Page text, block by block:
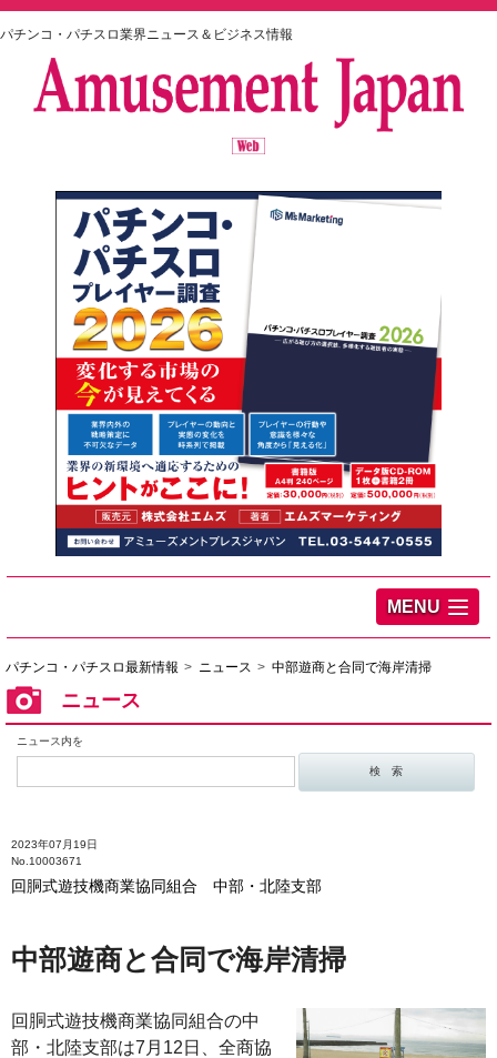
パチンコ・パチスロ業界ニュース＆ビジネス情報
MENU
パチンコ・パチスロ最新情報 ニュース 中部遊商と合同で海岸清掃
ニュース
ニュース内を
2023年07月19日
No.10003671
回胴式遊技機商業協同組合 中部・北陸支部
中部遊商と合同で海岸清掃
回胴式遊技機商業協同組合の中
部・北陸支部は7月12日、全商協